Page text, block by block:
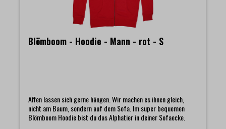
Blömboom - Hoodie - Mann - rot - S
Affen lassen sich gerne hängen. Wir machen es ihnen gleich,
nicht am Baum, sondern auf dem Sofa. Im super bequemen
Blömboom Hoodie bist du das Alphatier in deiner Sofaecke.